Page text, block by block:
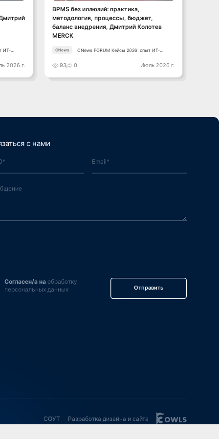
ИТ-
2026 г.
BPMS без иллюзий: практика,
методология, процессы, бюджет,
баланс внедрения, Дмитрий Колотев
MERCK
CNews
CNews FORUM Кейсы 2026: опыт ИТ-
93 0 Июль 2026 г.
с нами
Согласен/а наобработку
персональных данных
Отправить
СОУТ Разработка дизайна и сайта